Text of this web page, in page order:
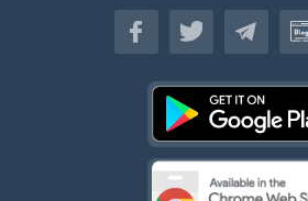
Italiano